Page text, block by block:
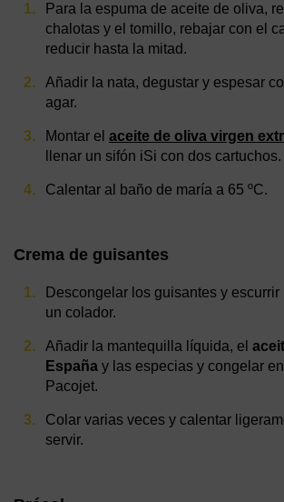
Para la espuma de aceite de oliva,
chalotas y el tomillo, rebajar con el
reducir hasta la mitad.
Añadir la nata, degustar y espesar
agar.
Montar el aceite de oliva virgen
llenar un sifón iSi con dos cartuchos.
Calentar al baño de maría a 65 ºC.
Crema de guisantes
Descongelar los guisantes y escurrir
un colador.
Añadir la mantequilla líquida, el
España y las especias y congelar
Pacojet.
Colar varias veces y calentar
servir.